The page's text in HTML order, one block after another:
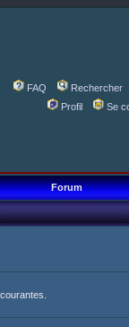
FAQ
Rechercher
Profil
Se
Forum